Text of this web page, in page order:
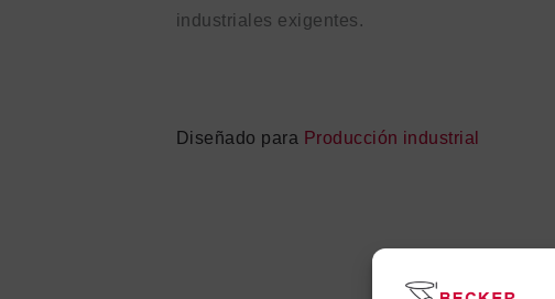
industriales exigentes.
Diseñado para Producción industrial